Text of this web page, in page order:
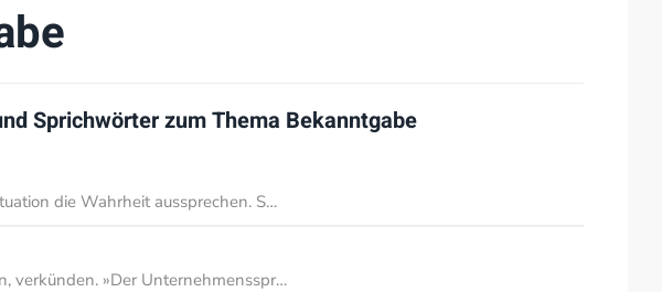
Sprichwörter zum Thema Bekanntgabe
die Wahrheit aussprechen. S…
verkünden. »Der Unternehmensspr…